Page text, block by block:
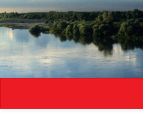
Salta
al
contenuto
principale